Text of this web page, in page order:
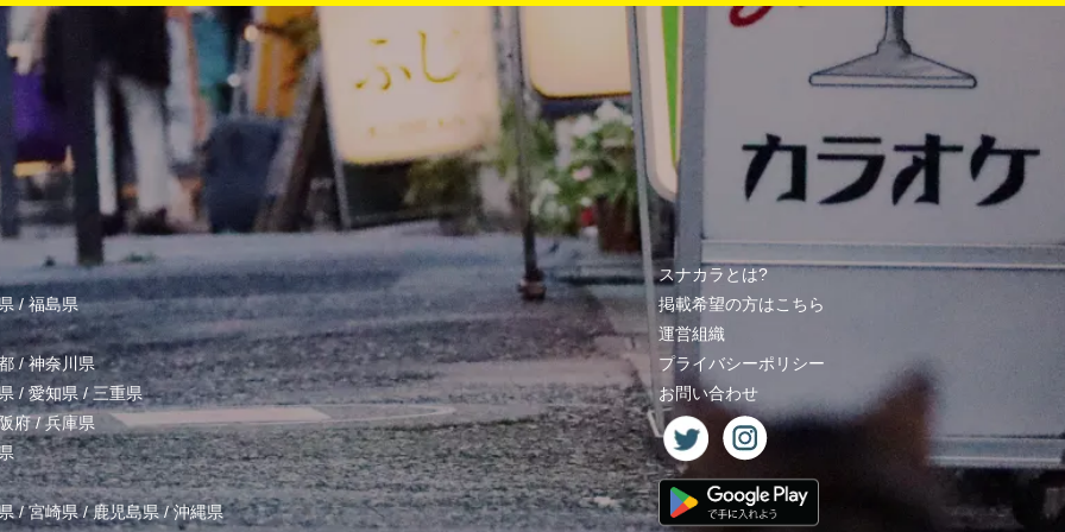
/福島県
/神奈川県
/ 愛知県 / 三重県
府/兵庫県
/宮崎県/鹿児島県/沖縄県
スナカラとは?
掲載希望の方はこちら
運営組織
プライバシーポリシー
お問い合わせ